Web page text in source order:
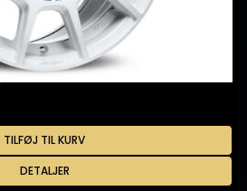
TILFØJ TIL KURV
DETALJER